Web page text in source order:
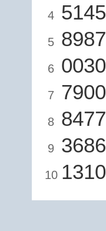
4 5145
5 8987
6 0030
7 7900
8 8477
9 3686
10 1310